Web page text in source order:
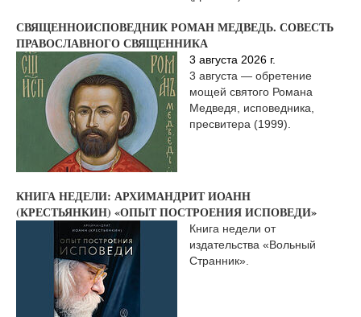
СВЯЩЕННОИСПОВЕДНИК РОМАН МЕДВЕДЬ. СОВЕСТЬ
ПРАВОСЛАВНОГО СВЯЩЕННИКА
3 августа 2026 г.
3 августа — обретение
мощей святого Романа
Медведя, исповедника,
пресвитера (1999).
КНИГА НЕДЕЛИ: АРХИМАНДРИТ ИОАНН
(КРЕСТЬЯНКИН) «ОПЫТ ПОСТРОЕНИЯ ИСПОВЕДИ»
Книга недели от
издательства «Вольный
Странник».